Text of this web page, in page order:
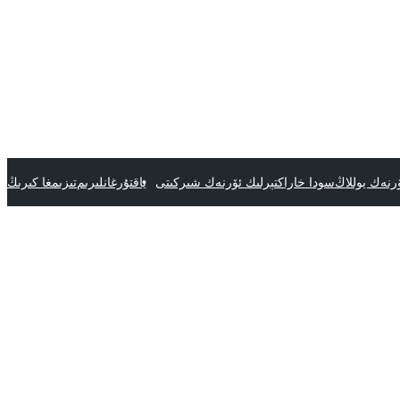
يوللاڭسودا خاراكتېرلىك ئۆرنەك شىركىتى ياقتۇرغانلىرىمتىزىمغا كىرىڭ